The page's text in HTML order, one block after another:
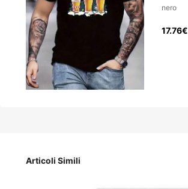
consegna in 4-7 gg lav
Camicia elegante da uomo XDLN
nero
17.76€
Articoli Simili